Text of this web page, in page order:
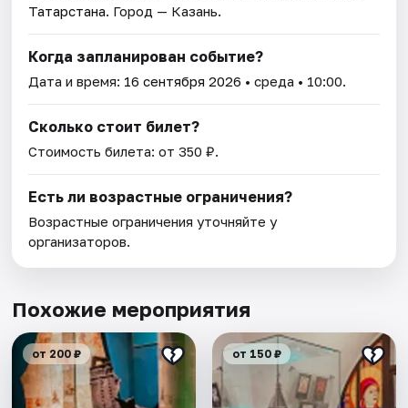
Татарстана. Город — Казань.
Когда запланирован событие?
Дата и время: 16 сентября 2026 • среда • 10:00.
Сколько стоит билет?
Стоимость билета: от 350 ₽.
Есть ли возрастные ограничения?
Возрастные ограничения уточняйте у
организаторов.
Похожие мероприятия
от 200 ₽ от 150 ₽